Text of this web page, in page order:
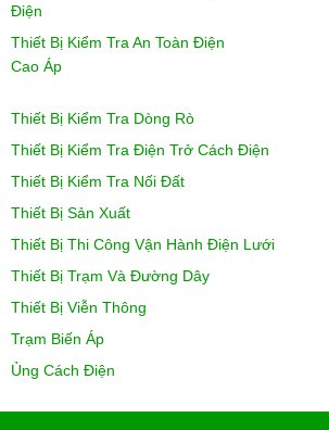
Điện
Thiết Bị Kiểm Tra An Toàn Điện
Cao Áp
Thiết Bị Kiểm Tra Dòng Rò
Thiết Bị Kiểm Tra Điện Trở Cách Điện
Thiết Bị Kiểm Tra Nối Đất
Thiết Bị Sản Xuất
Thiết Bị Thi Công Vận Hành Điện Lưới
Thiết Bị Trạm Và Đường Dây
Thiết Bị Viễn Thông
Trạm Biến Áp
Ủng Cách Điện